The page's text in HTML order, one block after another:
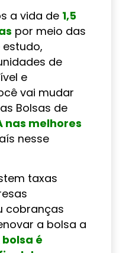
a vida de 1,5
por meio das
de
e
vai mudar
Bolsas de
nas melhores
nesse
taxas
cobranças
a bolsa a
bolsa é